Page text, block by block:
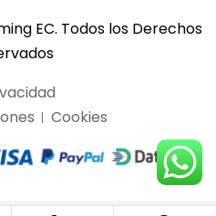
EC. Todos los Derechos
Cookies